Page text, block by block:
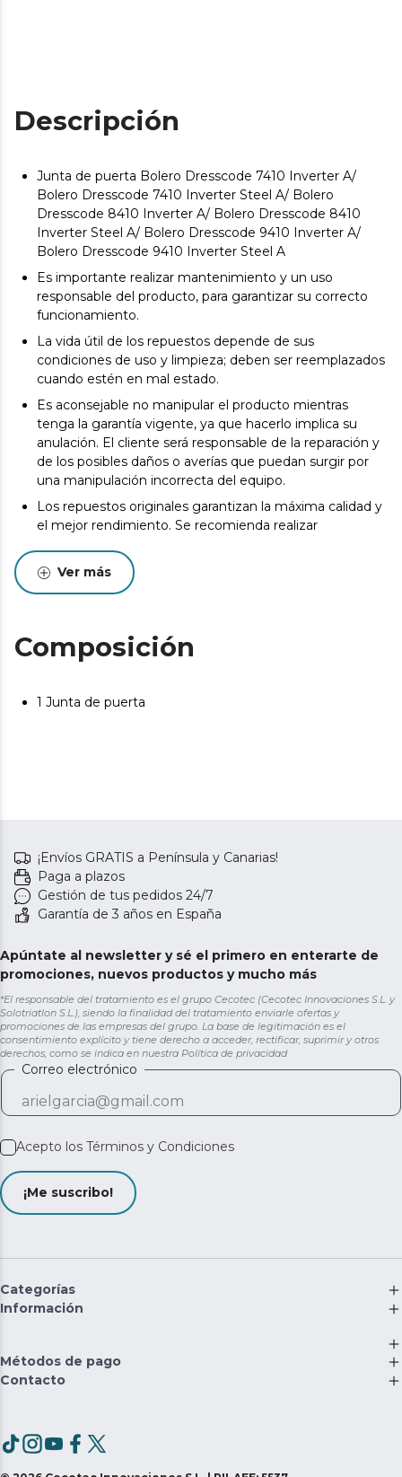
Descripción
Junta de puerta Bolero Dresscode 7410 Inverter A/
Bolero Dresscode 7410 Inverter Steel A/ Bolero
Dresscode 8410 Inverter A/ Bolero Dresscode 8410
Inverter Steel A/ Bolero Dresscode 9410 Inverter A/
Bolero Dresscode 9410 Inverter Steel A
Es importante realizar mantenimiento y un uso
responsable del producto, para garantizar su correcto
funcionamiento.
La vida útil de los repuestos depende de sus
condiciones de uso y limpieza; deben ser reemplazados
cuando estén en mal estado.
Es aconsejable no manipular el producto mientras
tenga la garantía vigente, ya que hacerlo implica su
anulación. El cliente será responsable de la reparación y
de los posibles daños o averías que puedan surgir por
una manipulación incorrecta del equipo.
Los repuestos originales garantizan la máxima calidad y
el mejor rendimiento. Se recomienda realizar
Ver más
Composición
1 Junta de puerta
¡Envíos GRATIS a Península y Canarias!
Paga a plazos
Gestión de tus pedidos 24/7
Garantía de 3 años en España
Apúntate al newsletter y sé el primero en enterarte de
promociones, nuevos productos y mucho más
*El responsable del tratamiento es el grupo Cecotec (Cecotec Innovaciones S.L. y
Solotriatlon S.L.), siendo la finalidad del tratamiento enviarle ofertas y
promociones de las empresas del grupo. La base de legitimación es el
consentimiento explícito y tiene derecho a acceder, rectificar, suprimir y otros
derechos, como se indica en nuestra Política de privacidad
Correo electrónico
Acepto los Términos y Condiciones
¡Me suscribo!
Categorías
Información
Métodos de pago
Contacto